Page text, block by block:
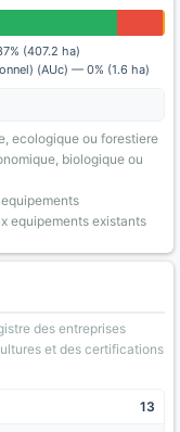
(407.2 ha)
(AUc) — 0% (1.6 ha)
ecologique ou forestiere
biologique ou
equipements existants
des entreprises
et des certifications
13